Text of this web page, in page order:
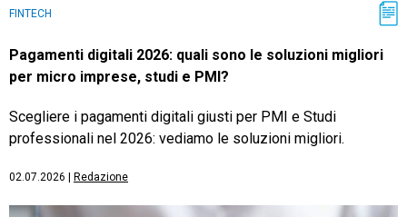
FINTECH
Pagamenti digitali 2026: quali sono le soluzioni migliori
per micro imprese, studi e PMI?
Scegliere i pagamenti digitali giusti per PMI e Studi
professionali nel 2026: vediamo le soluzioni migliori.
02.07.2026 Redazione